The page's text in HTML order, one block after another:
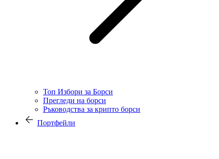
Топ Избори за Борси
Прегледи на борси
Ръководства за крипто борси
Портфейли